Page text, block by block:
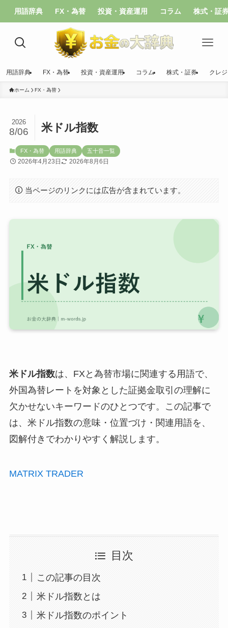
用語辞典 FX・為替 投資・資産運用 コラム 株式・証
用語辞典 FX・為替 投資・資産運用 コラム 株式・証券 クレ
ホーム FX・為替
米ドル指数
2026
8/06
FX・為替 用語辞典 五十音一覧
2026年4月23日 2026年8月6日
当ページのリンクには広告が含まれています。
米ドル指数は、FXと為替市場に関連する用語で、
外国為替レートを対象とした証拠金取引の理解に
欠かせないキーワードのひとつです。この記事で
は、米ドル指数の意味・位置づけ・関連用語を、
図解付きでわかりやすく解説します。
MATRIX TRADER
目次
この記事の目次
米ドル指数とは
米ドル指数のポイント